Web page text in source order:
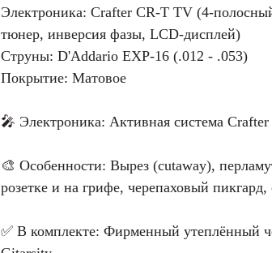
Электроника: Crafter CR-T TV (4-
тюнер, инверсия фазы, LCD-дисплей)
Струны: D'Addario EXP-16 (.012 - .053)
Покрытие: Матовое
🎤 Электроника: Активная система
🎨 Особенности: Вырез (cutaway),
розетке и на грифе, черепаховый
✅ В комплекте: Фирменный утеплённый